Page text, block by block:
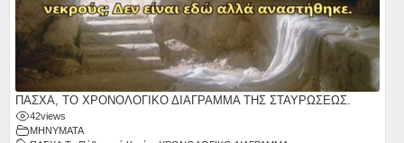
ΠΑΣΧΑ, ΤΟ ΧΡΟΝΟΛΟΓΙΚΟ ΔΙΑΓΡΑΜΜΑ ΤΗΣ ΣΤΑΥΡΩΣΕΩΣ.
42views
ΜΗΝΥΜΑΤΑ